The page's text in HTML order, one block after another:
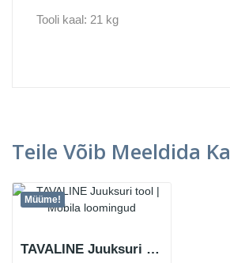
Tooli kaal: 21 kg
Teile Võib Meeldida Ka
Müüme!
TAVALINE Juuksuri tool